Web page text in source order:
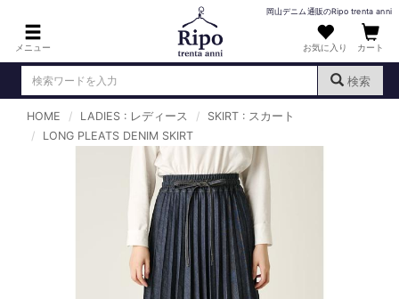
メニュー
岡山デニム通販のRipo trenta anni
お気に入り カート
検索
ログイン （新規会員登録）
DENIM : デニム
PANTS : パンツ
TOPS : トップス
HOME LADIES : レディース
SKIRT : スカート
LONG PLEATS DENIM SKIRT